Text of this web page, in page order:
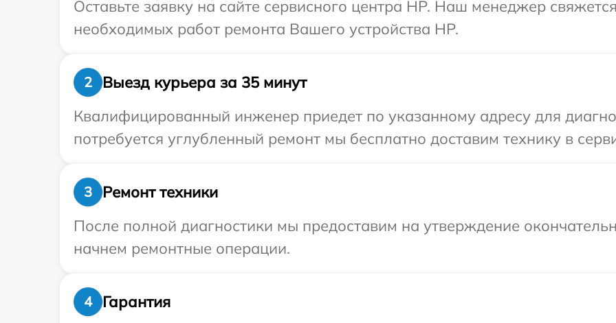
Оставьте заявку на сайте сервисного центра HP. Наш менеджер
необходимых работ ремонта Вашего устройства HP.
2
Выезд курьера за 35 минут
Квалифицированный инженер приедет по указанному адресу для
потребуется углубленный ремонт мы бесплатно доставим технику в
3
Ремонт техники
После полной диагностики мы предоставим на утверждение
начнем ремонтные операции.
4
Гарантия